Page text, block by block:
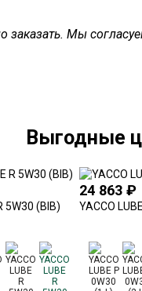
заказать. Мы
Выгодные
5W30 (BIB)
24 863₽
YACCO